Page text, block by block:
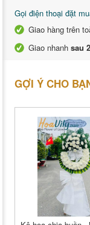
Gọi điện thoại đặt
Giao hàng trên
Giao nhanh sau
GỢI Ý CHO